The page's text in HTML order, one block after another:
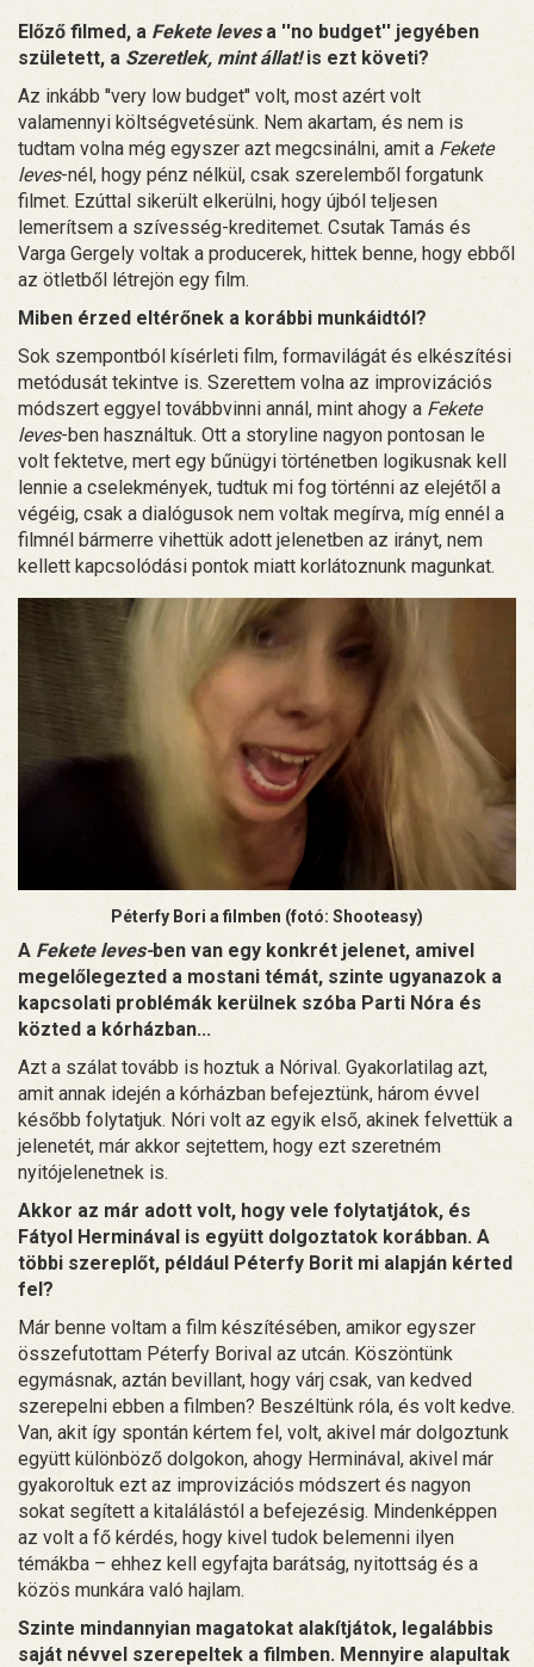
Előző filmed, a Fekete levesa ''no budget'' jegyében
született, a Szeretlek, mint állat!is ezt követi?
Az inkább ''very low budget'' volt, most azért volt
valamennyi költségvetésünk. Nem akartam, és nem is
tudtam volna még egyszer azt megcsinálni, amit a Fekete
leves-nél, hogy pénz nélkül, csak szerelemből forgatunk
filmet. Ezúttal sikerült elkerülni, hogy újból teljesen
lemerítsem a szívesség-kreditemet. Csutak Tamás és
Varga Gergely voltak a producerek, hittek benne, hogy ebből
az ötletből létrejön egy film.
Miben érzed eltérőnek a korábbi munkáidtól?
Sok szempontból kísérleti film, formavilágát és elkészítési
metódusát tekintve is. Szerettem volna az improvizációs
módszert eggyel továbbvinni annál, mint ahogy a Fekete
leves-ben használtuk. Ott a storyline nagyon pontosan le
volt fektetve, mert egy bűnügyi történetben logikusnak kell
lennie a cselekmények, tudtuk mi fog történni az elejétől a
végéig, csak a dialógusok nem voltak megírva, míg ennél a
filmnél bármerre vihettük adott jelenetben az irányt, nem
kellett kapcsolódási pontok miatt korlátoznunk magunkat.
Péterfy Bori a filmben (fotó: Shooteasy)
A Fekete leves-ben van egy konkrét jelenet, amivel
megelőlegezted a mostani témát, szinte ugyanazok a
kapcsolati problémák kerülnek szóba Parti Nóra és
közted a kórházban...
Azt a szálat tovább is hoztuk a Nórival. Gyakorlatilag azt,
amit annak idején a kórházban befejeztünk, három évvel
később folytatjuk. Nóri volt az egyik első, akinek felvettük a
jelenetét, már akkor sejtettem, hogy ezt szeretném
nyitójelenetnek is.
Akkor az már adott volt, hogy vele folytatjátok, és
Fátyol Herminával is együtt dolgoztatok korábban. A
többi szereplőt, például Péterfy Borit mi alapján kérted
fel?
Már benne voltam a film készítésében, amikor egyszer
összefutottam Péterfy Borival az utcán. Köszöntünk
egymásnak, aztán bevillant, hogy várj csak, van kedved
szerepelni ebben a filmben? Beszéltünk róla, és volt kedve.
Van, akit így spontán kértem fel, volt, akivel már dolgoztunk
együtt különböző dolgokon, ahogy Herminával, akivel már
gyakoroltuk ezt az improvizációs módszert és nagyon
sokat segített a kitalálástól a befejezésig. Mindenképpen
az volt a fő kérdés, hogy kivel tudok belemenni ilyen
témákba – ehhez kell egyfajta barátság, nyitottság és a
közös munkára való hajlam.
Szinte mindannyian magatokat alakítjátok, legalábbis
saját névvel szerepeltek a filmben. Mennyire alapultak